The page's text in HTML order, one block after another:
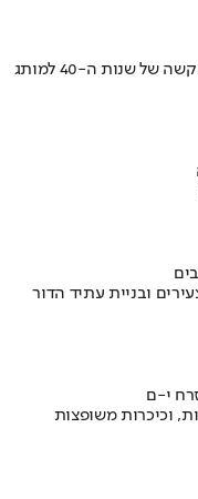
איך אסם הפכה את תקופת הצנע והמחסור הקשה של שנות ה-40 למותג
ובניית עתיד הדור
י-ם
וכיכרות משופצות